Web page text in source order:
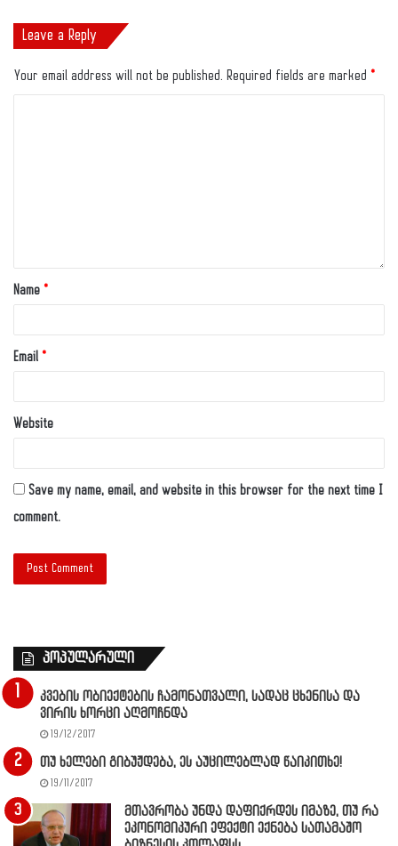
Leave a Reply
Your email address will not be published. Required fields are marked *
Name *
Email *
Website
Save my name, email, and website in this browser for the next time I
comment.
პოპულარული
კვების ობიექტების ჩამონათვალი, სადაც ცხენისა და
ვირის ხორცი აღმოჩნდა
19/12/2017
თუ ხელები გიბუჟდება, ეს აუცილებლად წაიკითხე!
19/11/2017
მთავრობა უნდა დაფიქრდეს იმაზე, თუ რა
ეკონომიკური ეფექტი ექნება სათამაშო